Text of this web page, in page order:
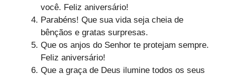
você. Feliz aniversário!
Parabéns! Que sua vida seja cheia de
bênçãos e gratas surpresas.
Que os anjos do Senhor te protejam sempre.
Feliz aniversário!
Que a graça de Deus ilumine todos os seus